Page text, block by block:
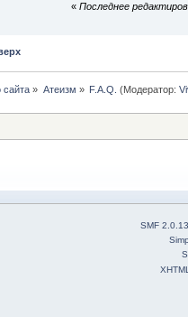
« Последнее
сайта » Атеизм » F.A.Q. (Модератор:
SMF 2.0.13